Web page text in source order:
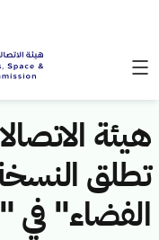
هيئة
تطلق
الفضاء" في